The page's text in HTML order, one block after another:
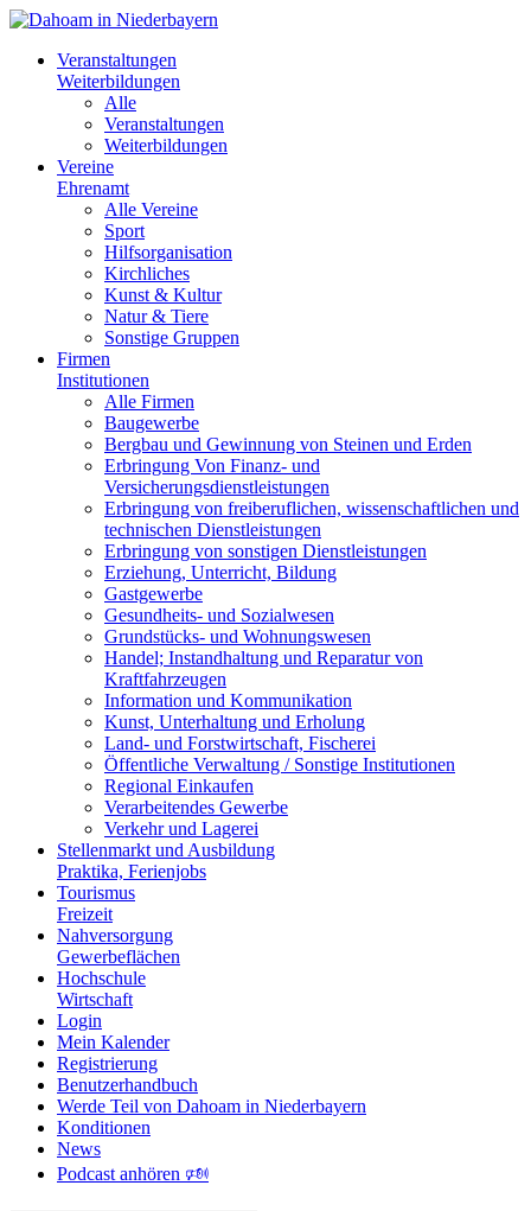
Veranstaltungen
Weiterbildungen
Alle
Veranstaltungen
Weiterbildungen
Vereine
Ehrenamt
Alle Vereine
Sport
Hilfsorganisation
Kirchliches
Kunst & Kultur
Natur & Tiere
Sonstige Gruppen
Firmen
Institutionen
Alle Firmen
Baugewerbe
Bergbau und Gewinnung von Steinen und Erden
Erbringung Von Finanz- und
Versicherungsdienstleistungen
Erbringung von freiberuflichen, wissenschaftlichen und
technischen Dienstleistungen
Erbringung von sonstigen Dienstleistungen
Erziehung, Unterricht, Bildung
Gastgewerbe
Gesundheits- und Sozialwesen
Grundstücks- und Wohnungswesen
Handel; Instandhaltung und Reparatur von
Kraftfahrzeugen
Information und Kommunikation
Kunst, Unterhaltung und Erholung
Land- und Forstwirtschaft, Fischerei
Öffentliche Verwaltung / Sonstige Institutionen
Regional Einkaufen
Verarbeitendes Gewerbe
Verkehr und Lagerei
Stellenmarkt und Ausbildung
Praktika, Ferienjobs
Tourismus
Freizeit
Nahversorgung
Gewerbeflächen
Hochschule
Wirtschaft
Login
Mein Kalender
Registrierung
Benutzerhandbuch
Werde Teil von Dahoam in Niederbayern
Konditionen
News
Podcast anhören 🕬